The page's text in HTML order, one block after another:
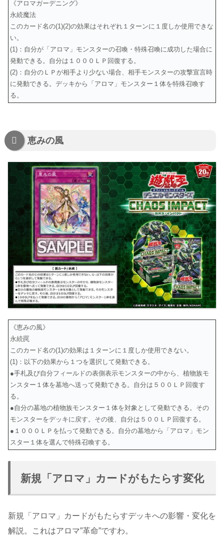
《アロマガーデニング》
永続魔法
このカード名の(1)(2)の効果はそれぞれ１ターンに１度しか使用できな
い。
(1)：自分が「アロマ」モンスターの召喚・特殊召喚に成功した場合に
発動できる。自分は１０００ＬＰ回復する。
(2)：自分のＬＰが相手より少ない場合、相手モンスターの攻撃宣言時
に発動できる。デッキから「アロマ」モンスター１体を特殊召喚す
る。
恵みの風
《恵みの風》
永続罠
このカード名の(1)の効果は１ターンに１度しか使用できない。
(1)：以下の効果から１つを選択して発動できる。
●手札及び自分フィールドの表側表示モンスターの中から、植物族モ
ンスター１体を墓地へ送って発動できる。自分は５００ＬＰ回復す
る。
●自分の墓地の植物族モンスター１体を対象として発動できる。その
モンスターをデッキに戻す。その後、自分は５００ＬＰ回復する。
●１０００ＬＰを払って発動できる。自分の墓地から「アロマ」モン
スター１体を選んで特殊召喚する。
新規「アロマ」カードがもたらす変化
新規「アロマ」カードがもたらすデッキへの影響・変化を
解説。これはアロマ”革命”ですわ。